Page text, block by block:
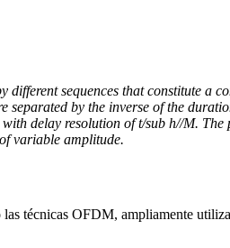
sequences that constitute a
by the inverse of the
delay resolution of t/sub h//M.
variable amplitude.
técnicas OFDM, ampliamente